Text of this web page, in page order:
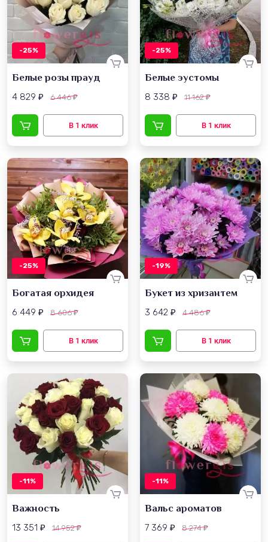
-25%
Белые розы прауд
4 829 ₽ 6 446₽
-25%
Белые эустомы
8 338 ₽ 11 162₽
-25%
Богатая орхидея
6 449 ₽ 8 606₽
-19%
Букет из хризантем
3 642 ₽ 4 486₽
-11%
Важность
13 351 ₽ 14 952₽
-11%
Вальс ароматов
7 369 ₽ 8 274₽